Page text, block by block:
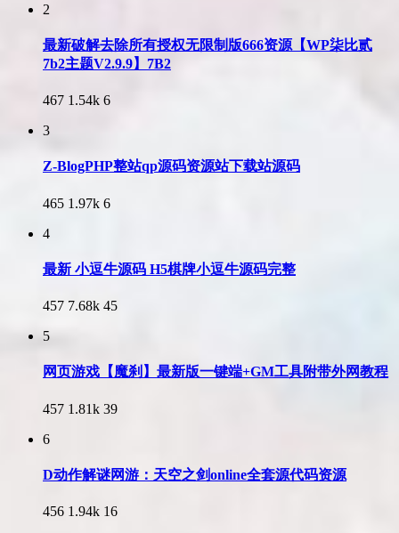
2
最新破解去除所有授权无限制版666资源【WP柒比贰
7b2主题V2.9.9】7B2
467 1.54k 6
3
Z-BlogPHP整站qp源码资源站下载站源码
465 1.97k 6
4
最新 小逗牛源码 H5棋牌小逗牛源码完整
457 7.68k 45
5
网页游戏【魔刹】最新版一键端+GM工具附带外网教程
457 1.81k 39
6
D动作解谜网游：天空之剑online全套源代码资源
456 1.94k 16